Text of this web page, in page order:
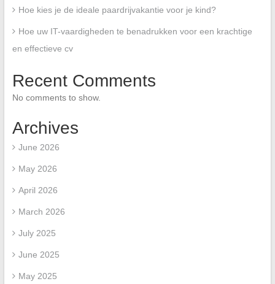
Hoe kies je de ideale paardrijvakantie voor je kind?
Hoe uw IT-vaardigheden te benadrukken voor een krachtige
en effectieve cv
Recent Comments
No comments to show.
Archives
June 2026
May 2026
April 2026
March 2026
July 2025
June 2025
May 2025